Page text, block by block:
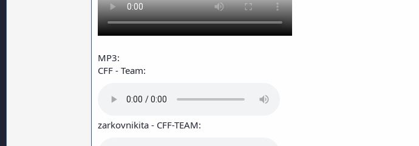
MP3:
СFF - Team:
zarkovnikita - CFF-TEAM: